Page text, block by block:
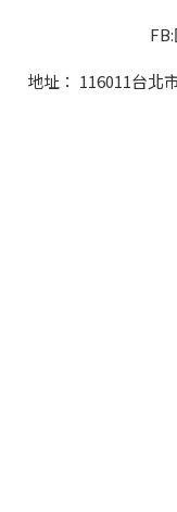
地址： 116011台北